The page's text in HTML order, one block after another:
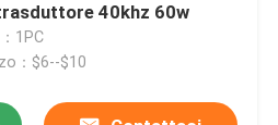
40khz 60w
1PC
：$6--$10